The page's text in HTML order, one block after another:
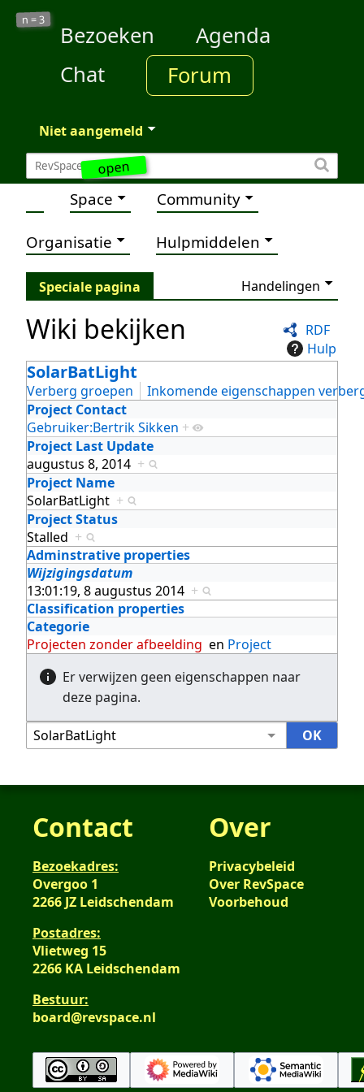
open
n =3
Bezoeken
Agenda
Chat
Forum
Niet aangemeld
Space Community
Organisatie Hulpmiddelen
Speciale pagina Handelingen
RDF
Hulp
Wiki bekijken
SolarBatLight
Verberg groepen
Inkomende eigenschappen
Project Contact
Gebruiker:Bertrik Sikken +
Project Last Update
augustus 8, 2014 +
Project Name
SolarBatLight +
Project Status
Stalled +
Adminstrative properties
Wijzigingsdatum
13:01:19, 8 augustus 2014 +
Classification properties
Categorie
Projecten zonder afbeelding en Project
Er verwijzen geen eigenschappen naar
deze pagina.
Contact
Bezoekadres:
Overgoo 1
2266 JZ Leidschendam
Postadres:
Vlietweg 15
2266 KA Leidschendam
Bestuur:
board@revspace.nl
Over
Privacybeleid
Over RevSpace
Voorbehoud